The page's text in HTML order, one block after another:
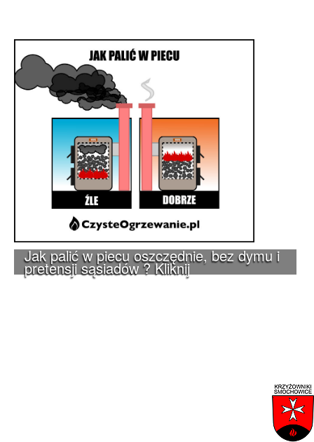
Jak palić w piecu oszczędnie, bez dymu i
pretensji sąsiadów ? Kliknij